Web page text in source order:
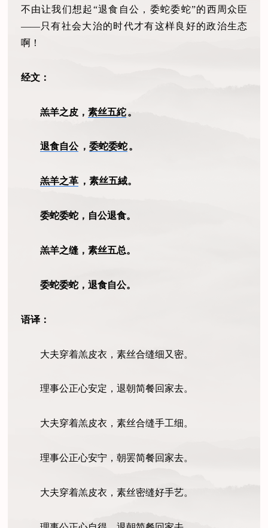
不由让我们想起“退食自公，委蛇委蛇”的西周众臣
——只有社会大治的时代才有这样良好的政治生态
啊！
经文：
羔羊之皮， 素丝五紽 。
退食自公 ， 委蛇委蛇 。
羔羊之革 ，素丝五緎。
委蛇委蛇，自公退食。
羔羊之缝，素丝五总。
委蛇委蛇，退食自公。
语译：
大夫穿着羔皮衣，素丝合缝细又密。
理事公正心安定，退朝简餐回家去。
大夫穿着羔皮衣，素丝合缝手工细。
理事公正心安宁，朝罢简餐回家去。
大夫穿着羔皮衣，素丝密缝好手艺。